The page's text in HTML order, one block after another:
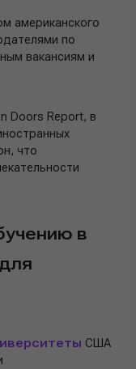
американского
по
вакансиям и
Doors Report, в
что
в
США